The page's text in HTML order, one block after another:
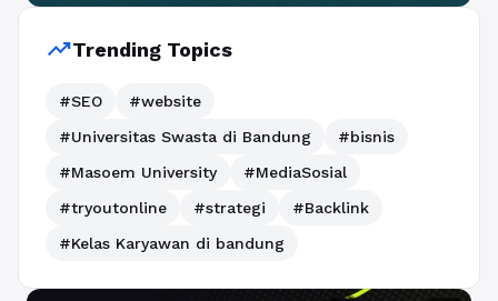
trending_upTrending Topics
#SEO
#website
#Universitas Swasta di Bandung
#bisnis
#Masoem University
#MediaSosial
#tryoutonline
#strategi
#Backlink
#Kelas Karyawan di bandung